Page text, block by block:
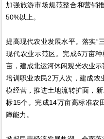
加强旅游市场规范整合和营销
50%以上。
提高现代农业发展水平。落实“
现代农业示范区。完成6万亩
亩，建成北运河休闲观光农业
培训职业农民2万人次，建成农
模经营，推进土地流转扩面，
标15个。完成14万亩高标准农
障能力。